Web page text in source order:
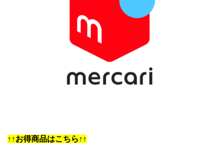
↑↑お得商品はこちら↑↑